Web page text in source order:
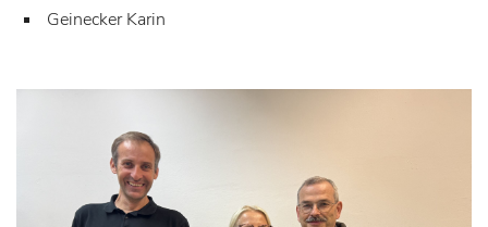
Geinecker Karin